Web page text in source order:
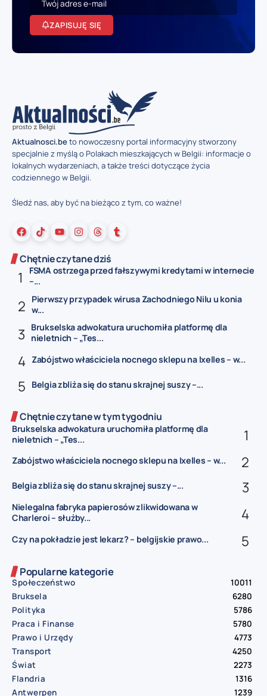
ZAPISUJĘ SIĘ
Aktualnosci.beto nowoczesny portal informacyjny stworzony
specjalnie z myślą o Polakach mieszkających w Belgii: informacje o
lokalnych wydarzeniach, a także treści dotyczące życia
codziennego w Belgii.
Śledź nas, aby być na bieżąco z tym, co ważne!
Chętnie czytane dziś
FSMA ostrzega przed fałszywymi kredytami w internecie
–...
Pierwszy przypadek wirusa Zachodniego Nilu u konia
w...
Brukselska adwokatura uruchomiła platformę dla
nieletnich – „Tes...
Zabójstwo właściciela nocnego sklepu na Ixelles – w...
Belgia zbliża się do stanu skrajnej suszy –...
Chętnie czytane w tym tygodniu
Brukselska adwokatura uruchomiła platformę dla
nieletnich – „Tes...
Zabójstwo właściciela nocnego sklepu na Ixelles – w...
Belgia zbliża się do stanu skrajnej suszy –...
Nielegalna fabryka papierosów zlikwidowana w
Charleroi – służby...
Czy na pokładzie jest lekarz? – belgijskie prawo...
Popularne kategorie
Społeczeństwo
10011
Bruksela
6280
Polityka
5786
Praca i Finanse
5780
Prawo i Urzędy
4773
Transport
4250
Świat
2273
Flandria
1316
Antwerpen
1239